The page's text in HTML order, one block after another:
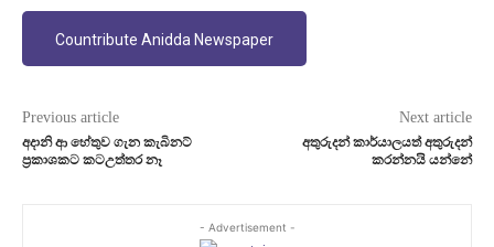
Countribute Anidda Newspaper
Previous article
අදානි ආ හේතුව ගැන කැබිනට්
ප්‍රකාශකට කටඋත්තර නෑ
Next article
අතුරුදන් කාර්යාලයත් අතුරුදන්
කරන්නයි යන්නේ
- Advertisement -